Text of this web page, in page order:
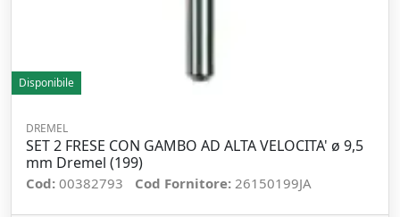
Disponibile
DREMEL
SET 2 FRESE CON GAMBO AD ALTA VELOCITA' ø 9,5
mm Dremel (199)
Cod: 00382793 Cod Fornitore: 26150199JA